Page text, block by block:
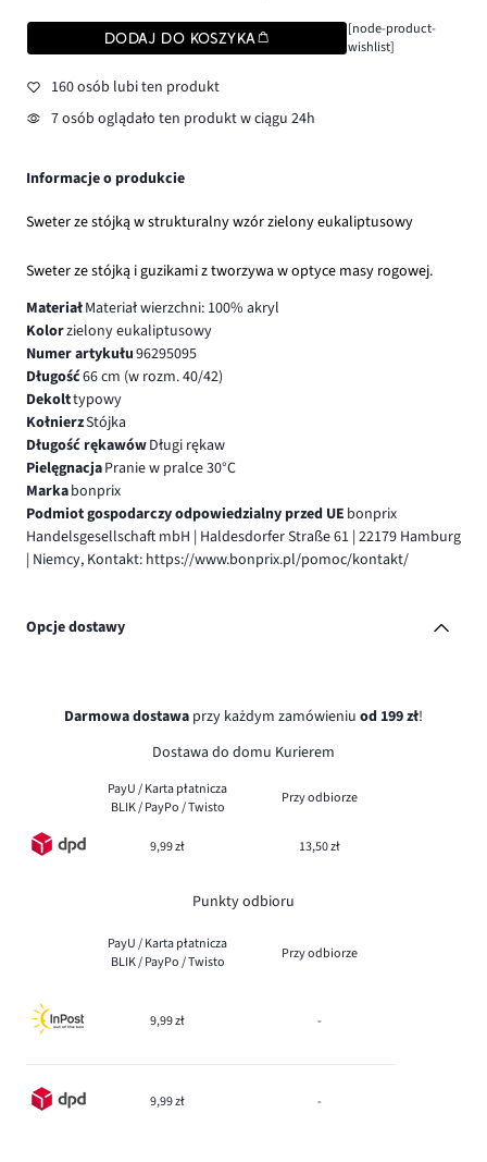
DODAJ DO KOSZYKA
[node-product-
wishlist]
160 osób lubi ten produkt
7 osób oglądało ten produkt w ciągu 24h
Informacje o produkcie
Sweter ze stójką w strukturalny wzór zielony eukaliptusowy
Sweter ze stójką i guzikami z tworzywa w optyce masy rogowej.
MateriałMateriał wierzchni: 100% akryl
Kolorzielony eukaliptusowy
Numer artykułu96295095
Długość66 cm (w rozm. 40/42)
Dekolttypowy
KołnierzStójka
Długość rękawówDługi rękaw
PielęgnacjaPranie w pralce 30°C
Markabonprix
Podmiot gospodarczy odpowiedzialny przed UE bonprix
Handelsgesellschaft mbH | Haldesdorfer Straße 61 | 22179 Hamburg
| Niemcy, Kontakt: https://www.bonprix.pl/pomoc/kontakt/
Opcje dostawy
Darmowa dostawa przy każdym zamówieniu od 199 zł!
Dostawa do domu Kurierem
PayU / Karta płatnicza
BLIK / PayPo / Twisto
Przy odbiorze
9,99 zł 13,50 zł
Punkty odbioru
PayU / Karta płatnicza
BLIK / PayPo / Twisto
Przy odbiorze
9,99 zł -
9,99 zł -